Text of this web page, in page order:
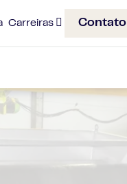
Carreiras Contato